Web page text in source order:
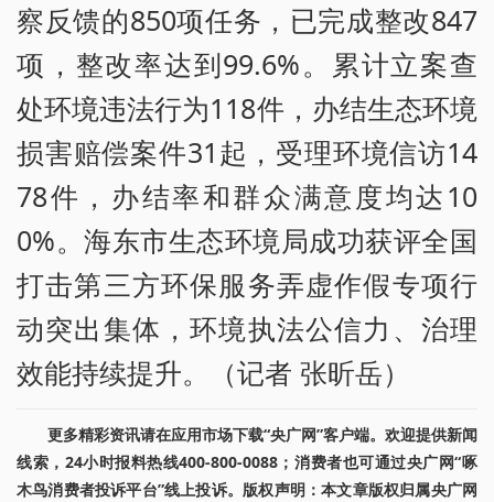
察反馈的850项任务，已完成整改847
项，整改率达到99.6%。累计立案查
处环境违法行为118件，办结生态环境
损害赔偿案件31起，受理环境信访14
78件，办结率和群众满意度均达10
0%。海东市生态环境局成功获评全国
打击第三方环保服务弄虚作假专项行
动突出集体，环境执法公信力、治理
效能持续提升。（记者 张昕岳）
更多精彩资讯请在应用市场下载“央广网”客户端。欢迎提供新闻
线索，24小时报料热线400-800-0088；消费者也可通过央广网“啄
木鸟消费者投诉平台”线上投诉。版权声明：本文章版权归属央广网